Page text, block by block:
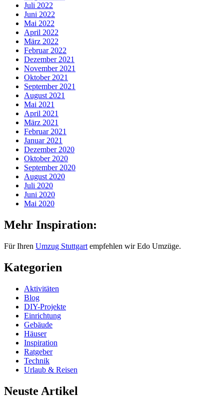
Juli 2022
Juni 2022
Mai 2022
April 2022
März 2022
Februar 2022
Dezember 2021
November 2021
Oktober 2021
September 2021
August 2021
Mai 2021
April 2021
März 2021
Februar 2021
Januar 2021
Dezember 2020
Oktober 2020
September 2020
August 2020
Juli 2020
Juni 2020
Mai 2020
Mehr Inspiration:
Für Ihren Umzug Stuttgart empfehlen wir Edo Umzüge.
Kategorien
Aktivitäten
Blog
DIY-Projekte
Einrichtung
Gebäude
Häuser
Inspiration
Ratgeber
Technik
Urlaub & Reisen
Neuste Artikel